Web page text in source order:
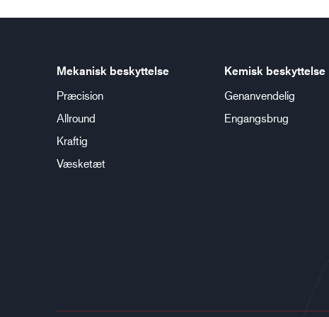
Mekanisk beskyttelse
Præcision
Allround
Kraftig
Væsketæt
Kemisk beskyttelse
Genanvendelig
Engangsbrug